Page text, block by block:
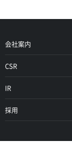
会社案内
CSR
IR
採用